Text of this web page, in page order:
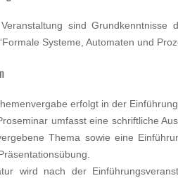
sind Grundkenntnisse
Systeme, Automaten und
erfolgt in der
umfasst eine schriftliche
Thema sowie eine
wird nach der